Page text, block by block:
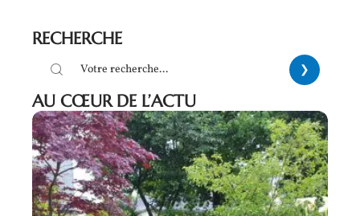
RECHERCHE
AU CŒUR DE L’ACTU